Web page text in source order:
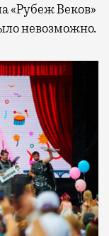
«Рубеж Веков»
невозможно.